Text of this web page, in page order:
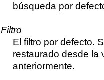
búsqueda por
Filtro
El filtro por defecto.
restaurado desde la
anteriormente.